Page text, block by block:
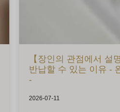
【장인의 관점에서 설
반납할 수 있는 이유 -
-
2026-07-11